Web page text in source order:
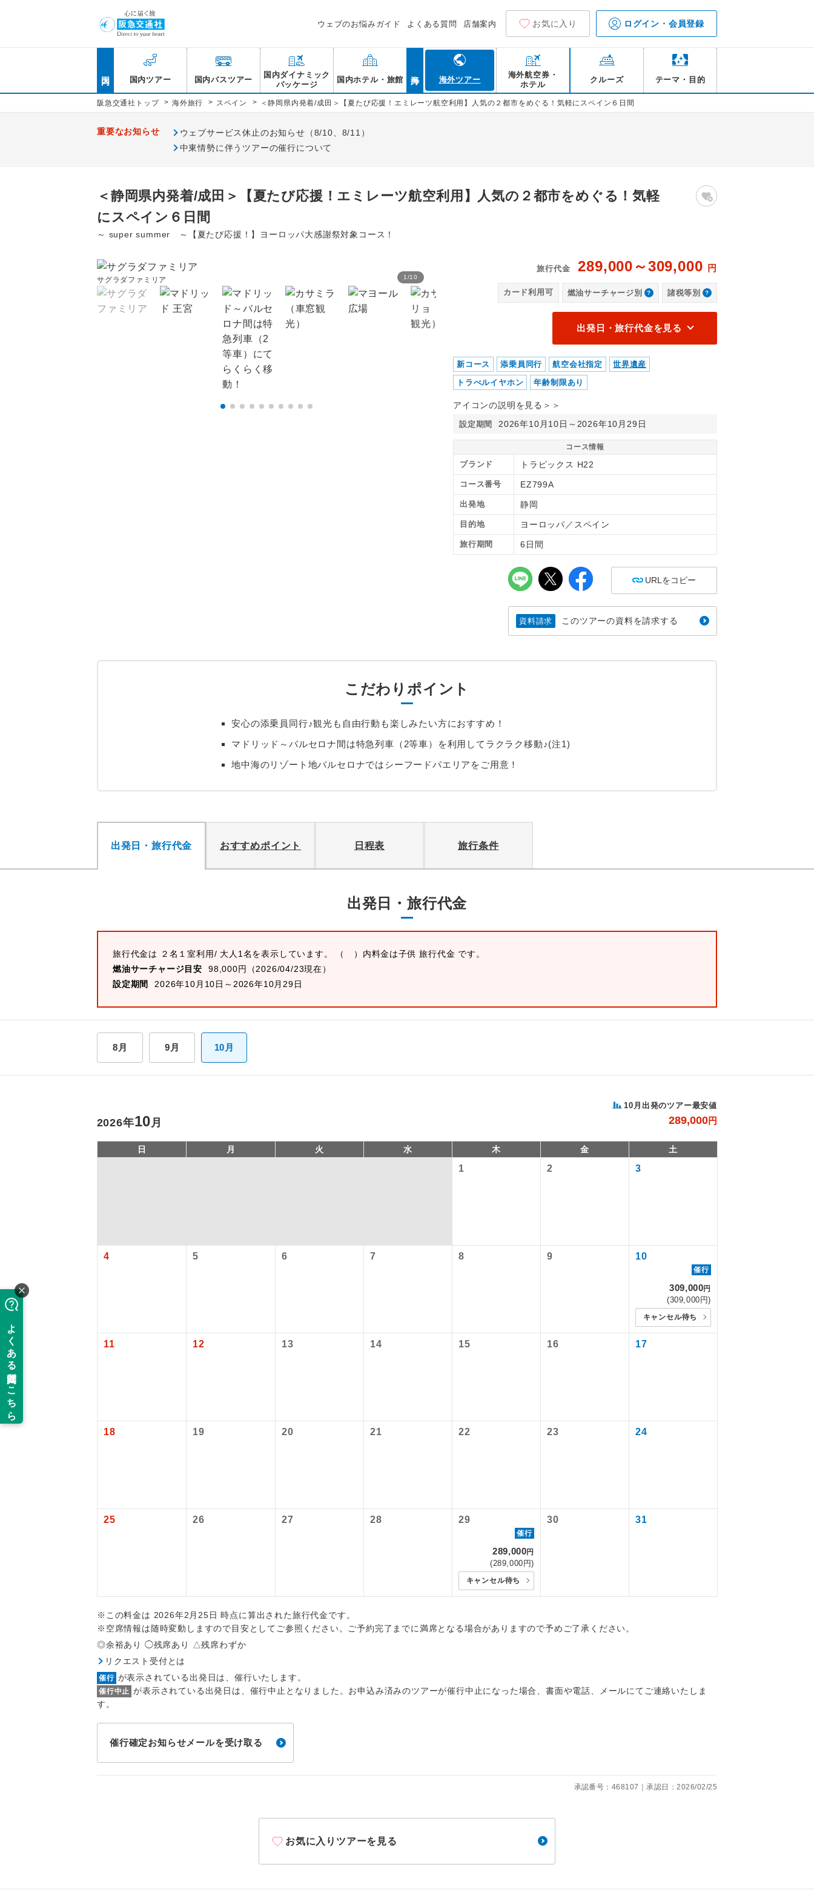
ウェブのお悩みガイド よくある質問 店舗案内 お気に入り ログイン・会員登録
国内ツアー 国内バスツアー
国内ダイナミック
パッケージ
国内ホテル・旅館 海外ツアー
海外航空券・
ホテル
クルーズ テーマ・目的
阪急交通社トップ > 海外旅行 > スペイン > ＜静岡県内発着/成田＞【夏たび応援！エミレーツ航空利用】人気の２都市をめぐる！気軽にスペイン６日間
重要なお知らせ
ウェブサービス休止のお知らせ（8/10、8/11）
中東情勢に伴うツアーの催行について
＜静岡県内発着/成田＞【夏たび応援！エミレーツ航空利用】人気の２都市をめぐる！気軽
にスペイン６日間
～ super summer ～【夏たび応援！】ヨーロッパ大感謝祭対象コース！
1 /10
サグラダファミリア
旅行代金 289,000～309,000 円
カード利用可 燃油サーチャージ別 諸税等別
出発日・旅行代金を見る
新コース 添乗員同行 航空会社指定
世界遺産
トラべルイヤホン
年齢制限あり
アイコンの説明を見る＞＞
設定期間 2026年10月10日～2026年10月29日
コース情報
ブランド トラピックス H22
コース番号 EZ799A
出発地 静岡
目的地 ヨーロッパ／スペイン
旅行期間 6日間
URLをコピー
資料請求 このツアーの資料を請求する
こだわりポイント
安心の添乗員同行♪観光も自由行動も楽しみたい方におすすめ！
マドリッド～バルセロナ間は特急列車（2等車）を利用してラクラク移動♪(注1)
地中海のリゾート地バルセロナではシーフードパエリアをご用意！
出発日・旅行代金 おすすめポイント 日程表 旅行条件
出発日・旅行代金
旅行代金は ２名１室利用/ 大人1名を表示しています。 （ ）内料金は子供 旅行代金 です。
燃油サーチャージ目安
98,000円（2026/04/23現在）
設定期間
2026年10月10日～2026年10月29日
8月 9月 10月
10月出発のツアー最安値
289,000円
2026年10 月
日 月 火 水 木 金 土
1 2 3
4 5 6 7 8 9 10
催行
309,000円
(309,000円)
キャンセル待ち
11 12 13 14 15 16 17
18 19 20 21 22 23 24
25 26 27 28 29
催行
289,000円
(289,000円)
キャンセル待ち
30 31
※この料金は 2026年2月25日 時点に算出された旅行代金です。
※空席情報は随時変動しますので目安としてご参照ください。ご予約完了までに満席となる場合がありますので予めご了承ください。
◎余裕あり ◯残席あり △残席わずか
リクエスト受付とは
催行 が表示されている出発日は、催行いたします。
催行中止 が表示されている出発日は、催行中止となりました。お申込み済みのツアーが催行中止になった場合、書面や電話、メールにてご連絡いたしま
す。
催行確定お知らせメールを受け取る
承認番号：468107｜承認日：2026/02/25
お気に入りツアーを見る
旅行代金に、以下の料金は含まれておりません。別途お支払が必要となります。
【旅客保安サービス料】
旅行代金に各国空港の旅客サービス施設使用料と空港税等は含まれておりません。別途お支
払いが必要となります。
※リクエスト受付の場合、ご手配の可否は後日回答させていただきます。
ご同行者様が異なる発着地をご希望の場合は、当社予約センターまで連絡ください。
バスガイド乗務 バスガイドが乗務し、車内での観光案内があります。
温泉地にも宿泊するコースです。
全食事付き
全てのお食事が付いていますので、お食事の心配はいりませ
お部屋にてゆっくりとお召し上がりいただけます。
周りの音を気にせず、ガイドさんの説明をじっくり聞くこと
1名様催行 1名様から出発可能な個人型プランです。
おひとり様参加限定
ご夫婦限定
す。
ホテル指定 ご紹介するホテルを指定したコースです。